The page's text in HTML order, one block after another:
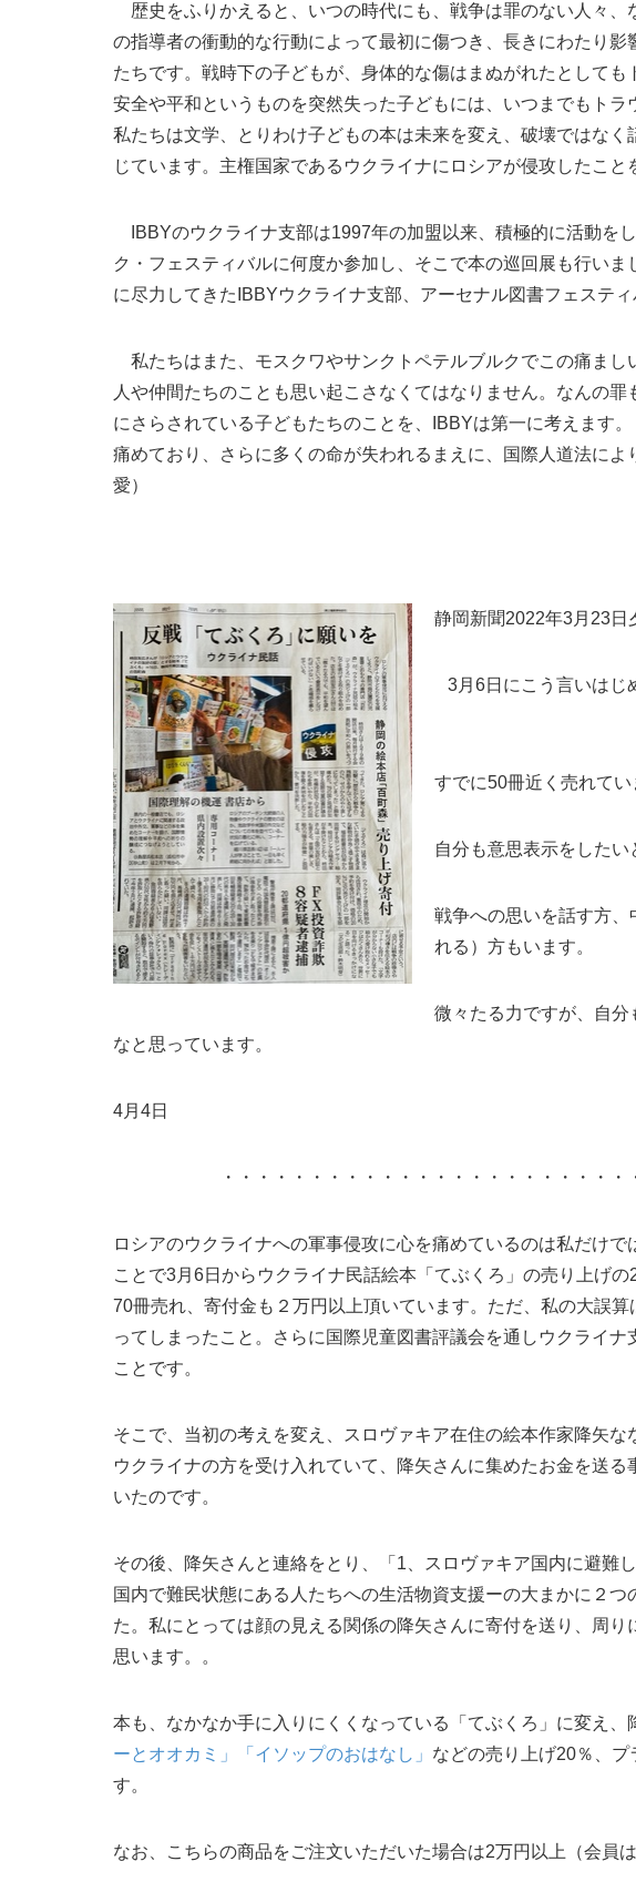
歴史をふりかえると、いつの時代にも、戦争は罪のない人々、
の指導者の衝動的な行動によって最初に傷つき、長きにわたり
たちです。戦時下の子どもが、身体的な傷はまぬがれたとしても
安全や平和というものを突然失った子どもには、いつまでもトラ
私たちは文学、とりわけ子どもの本は未来を変え、破壊ではな
じています。主権国家であるウクライナにロシアが侵攻したこと
IBBYのウクライナ支部は1997年の加盟以来、積極的に活動を
ク・フェスティバルに何度か参加し、そこで本の巡回展も行い
に尽力してきたIBBYウクライナ支部、アーセナル図書フェステ
私たちはまた、モスクワやサンクトペテルブルクでこの痛ま
人や仲間たちのことも思い起こさなくてはなりません。なんの
にさらされている子どもたちのことを、IBBYは第一に考えます
痛めており、さらに多くの命が失われるまえに、国際人道法に
愛）
静岡新聞2022年3月23日
3月6日にこう言いはじ
すでに50冊近く売れてい
自分も意思表示をしたい
戦争への思いを話す方、
れる）方もいます。
微々たる力ですが、自
なと思っています。
4月4日
・・・・・・・・・・・・・・・・・・・・・・
ロシアのウクライナへの軍事侵攻に心を痛めているのは私だけで
ことで3月6日からウクライナ民話絵本「てぶくろ」の売り上げ
70冊売れ、寄付金も２万円以上頂いています。ただ、私の大誤
ってしまったこと。さらに国際児童図書評議会を通しウクライ
ことです。
そこで、当初の考えを変え、スロヴァキア在住の絵本作家降矢
ウクライナの方を受け入れていて、降矢さんに集めたお金を送
いたのです。
その後、降矢さんと連絡をとり、「1、スロヴァキア国内に避難
国内で難民状態にある人たちへの生活物資支援ーの大まかに２
た。私にとっては顔の見える関係の降矢さんに寄付を送り、周
思います。。
本も、なかなか手に入りにくくなっている「てぶくろ」に変え、
ーとオオカミ」
「イソップのおはなし」 などの売り上げ20％、プ
す。
なお、こちらの商品をご注文いただいた場合は2万円以上（会員